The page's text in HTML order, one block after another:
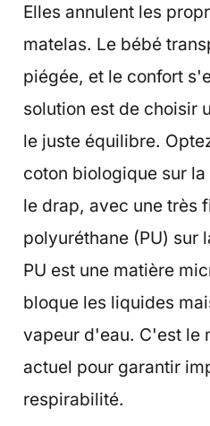
Elles annulent les
matelas. Le bébé
piégée, et le confort
solution est de choisir
le juste équilibre.
coton biologique sur
le drap, avec une très
polyuréthane (PU) sur
PU est une matière
bloque les liquides
vapeur d'eau. C'est le
actuel pour garantir
respirabilité.